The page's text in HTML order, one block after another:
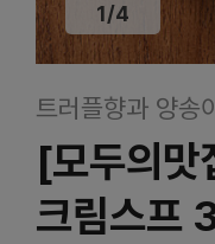
1/4
트러플향과 양송
[모두의맛
크림스프